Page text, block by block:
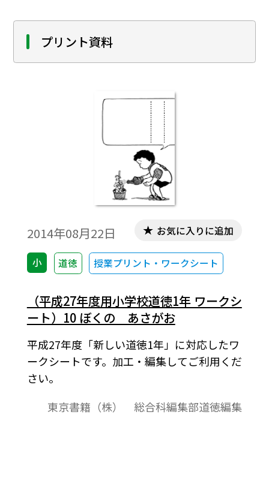
プリント資料
2014年08月22日
小 道徳 授業プリント・ワークシート
お気に入りに追加
（平成27年度用小学校道徳1年 ワークシ
ート）10 ぼくの あさがお
平成27年度「新しい道徳1年」に対応したワ
ークシートです。加工・編集してご利用くだ
さい。
東京書籍（株） 総合科編集部道徳編集